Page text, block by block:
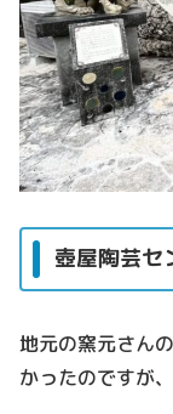
壺屋陶芸セ
地元の窯元さん
かったのですが